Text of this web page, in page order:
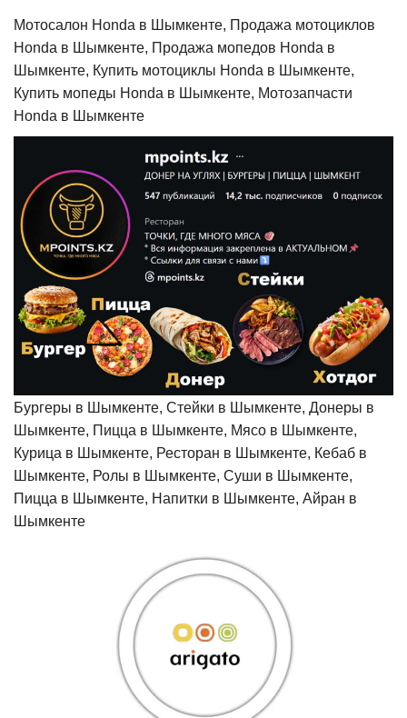
Мотосалон Honda в Шымкенте, Продажа мотоциклов
Honda в Шымкенте, Продажа мопедов Honda в
Шымкенте, Купить мотоциклы Honda в Шымкенте,
Купить мопеды Honda в Шымкенте, Мотозапчасти
Honda в Шымкенте
Бургеры в Шымкенте, Стейки в Шымкенте, Донеры в
Шымкенте, Пицца в Шымкенте, Мясо в Шымкенте,
Курица в Шымкенте, Ресторан в Шымкенте, Кебаб в
Шымкенте, Ролы в Шымкенте, Суши в Шымкенте,
Пицца в Шымкенте, Напитки в Шымкенте, Айран в
Шымкенте